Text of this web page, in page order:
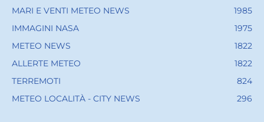
MARI E VENTI METEO NEWS
1985
IMMAGINI NASA
1975
METEO NEWS
1822
ALLERTE METEO
1822
TERREMOTI
824
METEO LOCALITÀ - CITY NEWS
296